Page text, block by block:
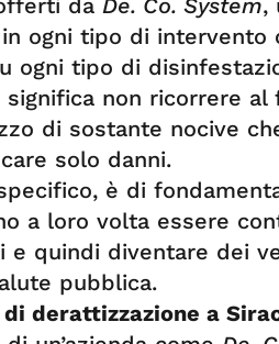
da De. Co. System,
ogni tipo di intervento
ogni tipo di
non ricorrere al
di sostante nocive
solo danni.
è di
a loro volta essere
e quindi diventare dei
pubblica.
derattizzazione a